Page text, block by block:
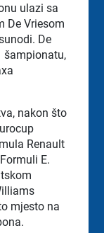
ulazi sa
De Vriesom
De
šampionatu,
nakon što
Renault
E.
mjesto na